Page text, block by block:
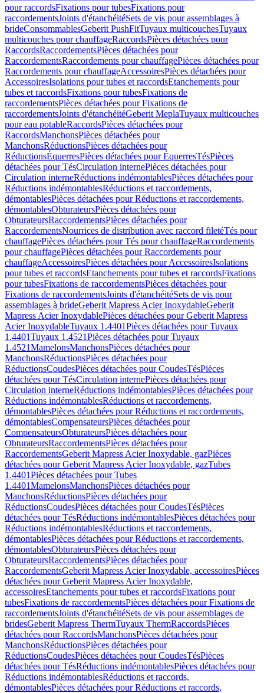
pour raccordsFixations pour tubesFixations pour
raccordementsJoints d'étanchéitéSets de vis pour assemblages à
brideConsommablesGeberit PushFitTuyaux multicouchesTuyaux
multicouches pour chauffageRaccordsPièces détachées pour
RaccordsRaccordementsPièces détachées pour
RaccordementsRaccordements pour chauffagePièces détachées pour
Raccordements pour chauffageAccessoiresPièces détachées pour
AccessoiresIsolations pour tubes et raccordsEtanchements pour
tubes et raccordsFixations pour tubesFixations de
raccordementsPièces détachées pour Fixations de
raccordementsJoints d'étanchéitéGeberit MeplaTuyaux multicouches
pour eau potableRaccordsPièces détachées pour
RaccordsManchonsPièces détachées pour
ManchonsRéductionsPièces détachées pour
RéductionsÉquerresPièces détachées pour ÉquerresTésPièces
détachées pour TésCirculation internePièces détachées pour
Circulation interneRéductions indémontablesPièces détachées pour
Réductions indémontablesRéductions et raccordements,
démontablesPièces détachées pour Réductions et raccordements,
démontablesObturateursPièces détachées pour
ObturateursRaccordementsPièces détachées pour
RaccordementsNourrices de distribution avec raccord filetéTés pour
chauffagePièces détachées pour Tés pour chauffageRaccordements
pour chauffagePièces détachées pour Raccordements pour
chauffageAccessoiresPièces détachées pour AccessoiresIsolations
pour tubes et raccordsEtanchements pour tubes et raccordsFixations
pour tubesFixations de raccordementsPièces détachées pour
Fixations de raccordementsJoints d'étanchéitéSets de vis pour
assemblages à brideGeberit Mapress Acier InoxydableGeberit
Mapress Acier InoxydablePièces détachées pour Geberit Mapress
Acier InoxydableTuyaux 1.4401Pièces détachées pour Tuyaux
1.4401Tuyaux 1.4521Pièces détachées pour Tuyaux
1.4521MamelonsManchonsPièces détachées pour
ManchonsRéductionsPièces détachées pour
RéductionsCoudesPièces détachées pour CoudesTésPièces
détachées pour TésCirculation internePièces détachées pour
Circulation interneRéductions indémontablesPièces détachées pour
Réductions indémontablesRéductions et raccordements,
démontablesPièces détachées pour Réductions et raccordements,
démontablesCompensateursPièces détachées pour
CompensateursObturateursPièces détachées pour
ObturateursRaccordementsPièces détachées pour
RaccordementsGeberit Mapress Acier Inoxydable, gazPièces
détachées pour Geberit Mapress Acier Inoxydable, gazTubes
1.4401Pièces détachées pour Tubes
1.4401MamelonsManchonsPièces détachées pour
ManchonsRéductionsPièces détachées pour
RéductionsCoudesPièces détachées pour CoudesTésPièces
détachées pour TésRéductions indémontablesPièces détachées pour
Réductions indémontablesRéductions et raccordements,
démontablesPièces détachées pour Réductions et raccordements,
démontablesObturateursPièces détachées pour
ObturateursRaccordementsPièces détachées pour
RaccordementsGeberit Mapress Acier Inoxydable, accessoiresPièces
détachées pour Geberit Mapress Acier Inoxydable,
accessoiresEtanchements pour tubes et raccordsFixations pour
tubesFixations de raccordementsPièces détachées pour Fixations de
raccordementsJoints d'étanchéitéSets de vis pour assemblages de
bridesGeberit Mapress ThermTuyaux ThermRaccordsPièces
détachées pour RaccordsManchonsPièces détachées pour
ManchonsRéductionsPièces détachées pour
RéductionsCoudesPièces détachées pour CoudesTésPièces
détachées pour TésRéductions indémontablesPièces détachées pour
Réductions indémontablesRéductions et raccords,
démontablesPièces détachées pour Réductions et raccords,